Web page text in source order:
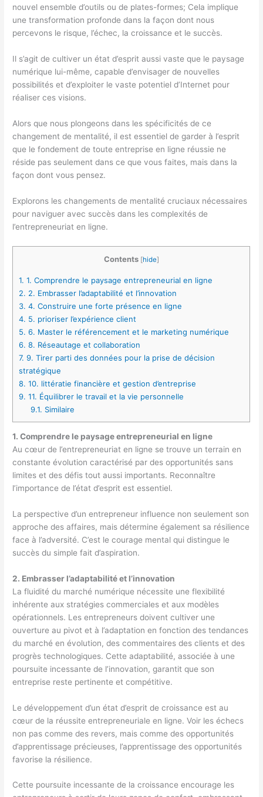
nouvel ensemble d’outils ou de plates-formes; Cela implique
une transformation profonde dans la façon dont nous
percevons le risque, l’échec, la croissance et le succès.
Il s’agit de cultiver un état d’esprit aussi vaste que le paysage
numérique lui-même, capable d’envisager de nouvelles
possibilités et d’exploiter le vaste potentiel d’Internet pour
réaliser ces visions.
Alors que nous plongeons dans les spécificités de ce
changement de mentalité, il est essentiel de garder à l’esprit
que le fondement de toute entreprise en ligne réussie ne
réside pas seulement dans ce que vous faites, mais dans la
façon dont vous pensez.
Explorons les changements de mentalité cruciaux nécessaires
pour naviguer avec succès dans les complexités de
l’entrepreneuriat en ligne.
Contents [hide]
1. 1. Comprendre le paysage entrepreneurial en ligne
2. 2. Embrasser l’adaptabilité et l’innovation
3. 4. Construire une forte présence en ligne
4. 5. prioriser l’expérience client
5. 6. Master le référencement et le marketing numérique
6. 8. Réseautage et collaboration
7. 9. Tirer parti des données pour la prise de décision
stratégique
8. 10. littératie financière et gestion d’entreprise
9. 11. Équilibrer le travail et la vie personnelle
9.1. Similaire
1. Comprendre le paysage entrepreneurial en ligne
Au cœur de l’entrepreneuriat en ligne se trouve un terrain en
constante évolution caractérisé par des opportunités sans
limites et des défis tout aussi importants. Reconnaître
l’importance de l’état d’esprit est essentiel.
La perspective d’un entrepreneur influence non seulement son
approche des affaires, mais détermine également sa résilience
face à l’adversité. C’est le courage mental qui distingue le
succès du simple fait d’aspiration.
2. Embrasser l’adaptabilité et l’innovation
La fluidité du marché numérique nécessite une flexibilité
inhérente aux stratégies commerciales et aux modèles
opérationnels. Les entrepreneurs doivent cultiver une
ouverture au pivot et à l’adaptation en fonction des tendances
du marché en évolution, des commentaires des clients et des
progrès technologiques. Cette adaptabilité, associée à une
poursuite incessante de l’innovation, garantit que son
entreprise reste pertinente et compétitive.
Le développement d’un état d’esprit de croissance est au
cœur de la réussite entrepreneuriale en ligne. Voir les échecs
non pas comme des revers, mais comme des opportunités
d’apprentissage précieuses, l’apprentissage des opportunités
favorise la résilience.
Cette poursuite incessante de la croissance encourage les